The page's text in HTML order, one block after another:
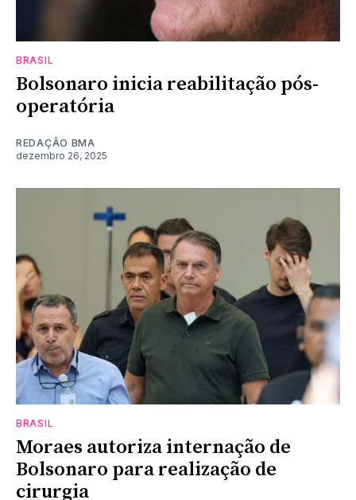
BRASIL
Bolsonaro inicia reabilitação pós-
operatória
REDAÇÃO BMA
dezembro 26, 2025
BRASIL
Moraes autoriza internação de
Bolsonaro para realização de
cirurgia